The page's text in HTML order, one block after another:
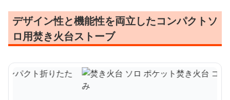
デザイン性と機能性を両立したコンパクトソ
ロ用焚き火台ストーブ